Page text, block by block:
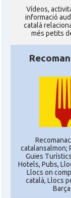
Ví­deos,
informació
català
més petits
catalansalmon;
Guies
Hotels, Pubs,
Llocs on
català, Llocs
Barça